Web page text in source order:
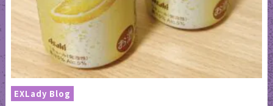
EXLady Blog